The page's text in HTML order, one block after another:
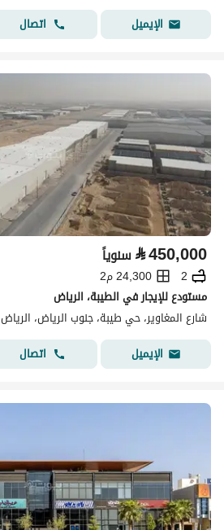
الإيميل
اتصال
⃁450,000 سنوياً
2
24,300 م2
مستودع للإيجار في الطيبة، الرياض
شارع المغاوير، حي طيبة، جنوب الرياض، الرياض
الإيميل
اتصال